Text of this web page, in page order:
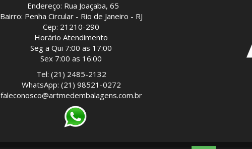
Endereço: Rua Joaçaba, 65
Bairro: Penha Circular - Rio de Janeiro - RJ
Cep: 21210-290
Horário Atendimento
Seg a Qui 7:00 as 17:00
Sex 7:00 as 16:00
Tel: (21) 2485-2132
WhatsApp: (21) 98521-0272
faleconosco@artmedembalagens.com.br